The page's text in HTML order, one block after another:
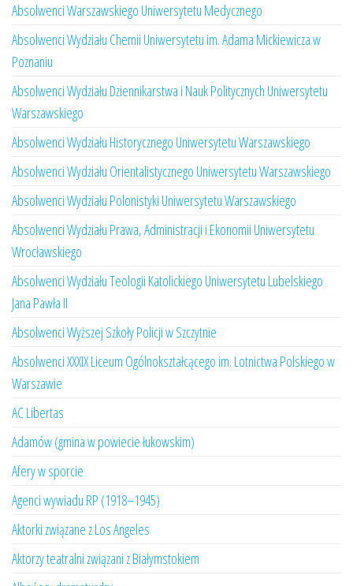
Absolwenci Warszawskiego Uniwersytetu Medycznego
Absolwenci Wydziału Chemii Uniwersytetu im. Adama Mickiewicza w
Poznaniu
Absolwenci Wydziału Dziennikarstwa i Nauk Politycznych Uniwersytetu
Warszawskiego
Absolwenci Wydziału Historycznego Uniwersytetu Warszawskiego
Absolwenci Wydziału Orientalistycznego Uniwersytetu Warszawskiego
Absolwenci Wydziału Polonistyki Uniwersytetu Warszawskiego
Absolwenci Wydziału Prawa, Administracji i Ekonomii Uniwersytetu
Wrocławskiego
Absolwenci Wydziału Teologii Katolickiego Uniwersytetu Lubelskiego
Jana Pawła II
Absolwenci Wyższej Szkoły Policji w Szczytnie
Absolwenci XXXIX Liceum Ogólnokształcącego im. Lotnictwa Polskiego w
Warszawie
AC Libertas
Adamów (gmina w powiecie łukowskim)
Afery w sporcie
Agenci wywiadu RP (1918–1945)
Aktorki związane z Los Angeles
Aktorzy teatralni związani z Białymstokiem